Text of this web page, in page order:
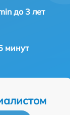
до 3 лет
минут